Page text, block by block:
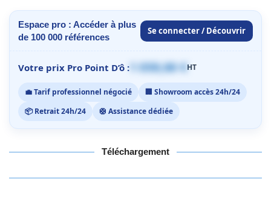
Espace pro : Accéder à plus
de 100 000 références
Se connecter / Découvrir
Votre prix Pro Point D’ô : 1 059,00 €HT
💼 Tarif professionnel négocié
🏢 Showroom accès 24h/24
📦 Retrait 24h/24
🛟 Assistance dédiée
Téléchargement